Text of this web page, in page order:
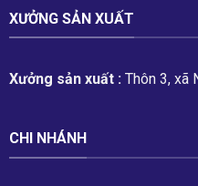
XƯỞNG SẢN XUẤT
Xưởng sản xuất :Thôn 3, xã
CHI NHÁNH